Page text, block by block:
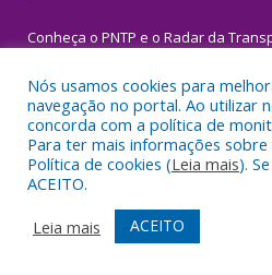
Conheça o PNTP e o Radar da
Todos os direitos reservados a
Miri.
Mapa do Site
Acessar Área
Acessar Webmail
Nós usamos cookies para
navegação no portal. Ao utilizar
concorda com a política de
Para ter mais informações
Política de cookies (Leia mais).
ACEITO.
Leia mais
ACEITO